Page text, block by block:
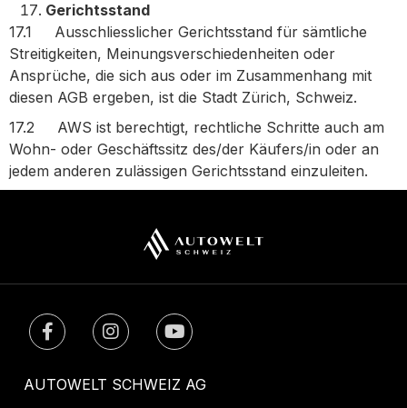
Gerichtsstand
17.1 Ausschliesslicher Gerichtsstand für sämtliche
Streitigkeiten, Meinungsverschiedenheiten oder
Ansprüche, die sich aus oder im Zusammenhang mit
diesen AGB ergeben, ist die Stadt Zürich, Schweiz.
17.2 AWS ist berechtigt, rechtliche Schritte auch am
Wohn- oder Geschäftssitz des/der Käufers/in oder an
jedem anderen zulässigen Gerichtsstand einzuleiten.
AUTOWELT SCHWEIZ AG